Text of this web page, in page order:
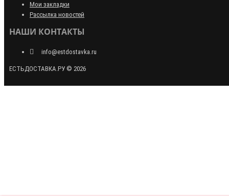
Мои закладки
Рассылка новостей
НАШИ КОНТАКТЫ
info@estdostavka.ru
ЕСТЬДОСТАВКА.РУ © 2026